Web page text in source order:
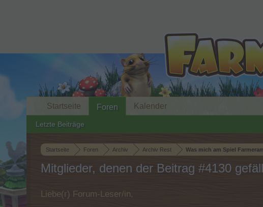
Startseite Foren Archiv Archiv Rest Was mich am Spiel
Mitglieder, denen der Beitrag #4130
Liebe(r) Forum-Leser/in,
Startseite Foren
Letzte Beiträge
Kalender